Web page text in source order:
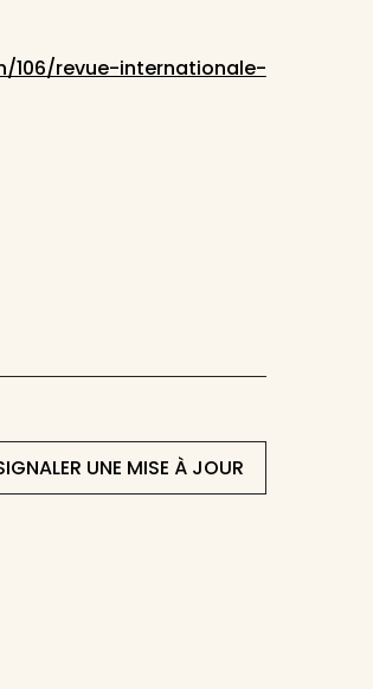
106/revue-internationale-
UNE MISE À JOUR